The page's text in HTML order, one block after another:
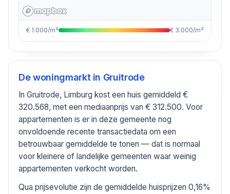
€ 1.000/m² € 3.000/m²
De woningmarkt in Gruitrode
In Gruitrode, Limburg kost een huis gemiddeld €
320.568, met een mediaanprijs van € 312.500. Voor
appartementen is er in deze gemeente nog
onvoldoende recente transactiedata om een
betrouwbaar gemiddelde te tonen — dat is normaal
voor kleinere of landelijke gemeenten waar weinig
appartementen verkocht worden.
Qua prijsevolutie zijn de gemiddelde huisprijzen 0,16%